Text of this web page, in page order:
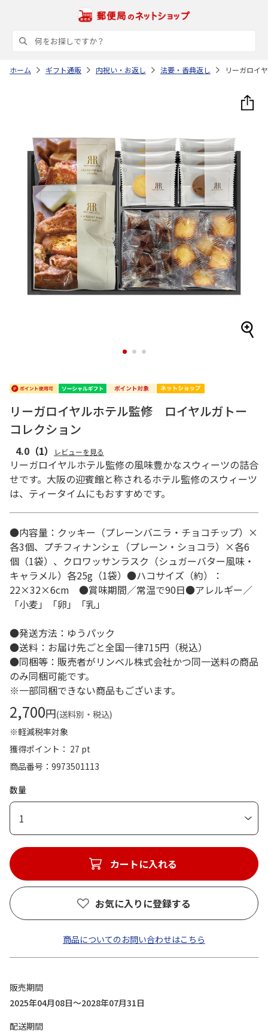
ホーム ギフト通販 内祝い・お返し 法要・香典返し リーガロイ
1 2 3
リーガロイヤルホテル監修 ロイヤルガトー
コレクション
4.0 （1） レビューを見る
リーガロイヤルホテル監修の風味豊かなスウィーツの詰合
せです。大阪の迎賓館と称されるホテル監修のスウィーツ
は、ティータイムにもおすすめです。
●内容量：クッキー（プレーンバニラ・チョコチップ）×
各3個、プチフィナンシェ（プレーン・ショコラ）×各6
個（1袋）、クロワッサンラスク（シュガーバター風味・
キャラメル）各25g（1袋）●ハコサイズ（約）：
22×32×6cm ●賞味期間／常温で90日●アレルギー／
「小麦」「卵」「乳」
●発送方法：ゆうパック
●送料：お届け先ごと全国一律715円（税込）
●同梱等：販売者がリンベル株式会社かつ同一送料の商品
のみ同梱可能です。
※一部同梱できない商品もございます。
2,700円(送料別・税込)
※軽減税率対象
獲得ポイント： 27 pt
商品番号
9973501113
数量
1
カートに入れる
お気に入りに登録する
商品についてのお問い合わせはこちら
販売期間
2025年04月08日～2028年07月31日
配送期間